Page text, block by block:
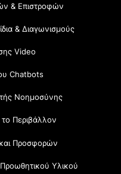
& Επιστροφών
& Διαγωνισμούς
Video
Chatbots
Νοημοσύνης
το Περιβάλλον
Προσφορών
Υλικού